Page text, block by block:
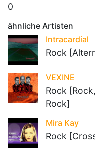
0
ähnliche Artisten
Intracardial
Rock
VEXINE
Rock
Rock]
Mira Kay
Rock